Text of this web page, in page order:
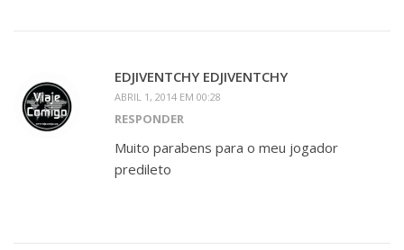
EDJIVENTCHY EDJIVENTCHY
ABRIL 1, 2014 EM 00:28
RESPONDER
Muito parabens para o meu jogador
predileto